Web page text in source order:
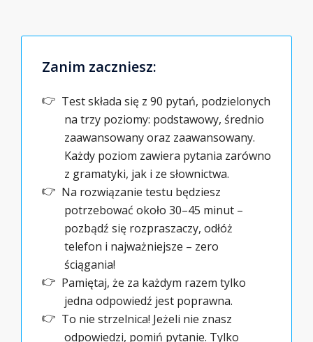
Zanim zaczniesz:
Test składa się z 90 pytań, podzielonych
na trzy poziomy: podstawowy, średnio
zaawansowany oraz zaawansowany.
Każdy poziom zawiera pytania zarówno
z gramatyki, jak i ze słownictwa.
Na rozwiązanie testu będziesz
potrzebować około 30–45 minut –
pozbądź się rozpraszaczy, odłóż
telefon i najważniejsze – zero
ściągania!
Pamiętaj, że za każdym razem tylko
jedna odpowiedź jest poprawna.
To nie strzelnica! Jeżeli nie znasz
odpowiedzi, pomiń pytanie. Tylko